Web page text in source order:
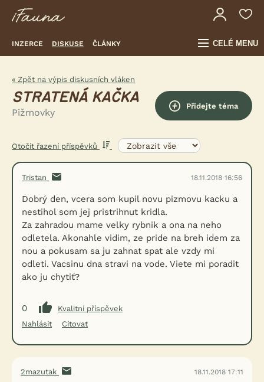
INZERCE DISKUSE ČLÁNKY CELÉ MENU
« Zpět na výpis diskusních vláken
STRATENÁ KAČKA
Pižmovky
Přidejte téma
Otočit řazení příspěvků
Tristan 18.11.2018 16:56
Dobrý den, vcera som kupil novu pizmovu kacku a
nestihol som jej pristrihnut kridla.
Za zahradou mame velky rybnik a ona na neho
odletela. Akonahle vidim, ze pride na breh idem za
nou a pokusam sa ju zahnat spat ale vzdy mi
odleti. Vacsinu dna stravi na vode. Viete mi poradit
ako ju chytiť?
0
Kvalitní příspěvek
Nahlásit
Citovat
2mazutak 18.11.2018 17:11